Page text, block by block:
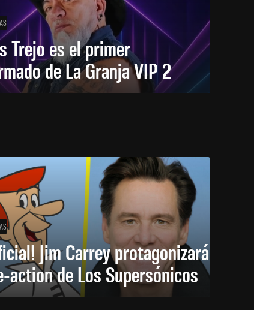
Trejo es el primer
de La Granja VIP 2
Jim Carrey protagonizará
action de Los Supersónicos